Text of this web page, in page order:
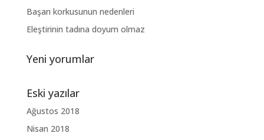
Başarı korkusunun nedenleri
Eleştirinin tadına doyum olmaz
Yeni yorumlar
Eski yazılar
Ağustos 2018
Nisan 2018